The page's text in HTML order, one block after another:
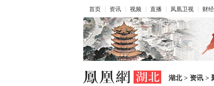
首页 资讯 视频 直播 凤凰卫视 财经
湖北> 资讯 >